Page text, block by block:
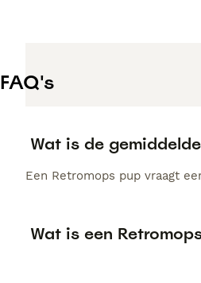
FAQ's
Wat is de
Een Retromops pup vraagt
Wat is een